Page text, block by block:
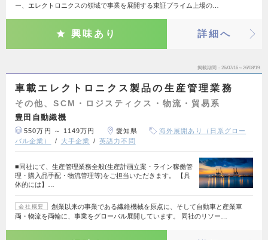
ー、エレクトロニクスの領域で事業を展開する東証プライム上場の…
興味あり 詳細へ
掲載期間 26/07/16～26/08/19
車載エレクトロニクス製品の生産管理業務
その他、SCM・ロジスティクス・物流・貿易系
豊田自動織機
550万円 ～ 1149万円 愛知県
海外展開あり（日系グロー
バル企業）
大手企業 英語力不問
■同社にて、生産管理業務全般(生産計画立案・ライン稼働管
理・購入品手配・物流管理等)をご担当いただきます。 【具
体的には】…
会社概要
創業以来の事業である繊維機械を原点に、そして自動車と産業車
両・物流を両輪に、事業をグローバル展開しています。 同社のリソー…